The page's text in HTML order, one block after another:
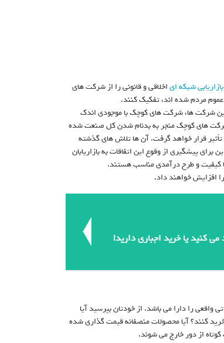
بازاریابی شبکه ایاخلاقی و قانونی را از شرکت های
مردم شده اند، تفکیک کنند.
شرکت ها، شرکت های کوچک با موجودی اندک
شرکت های کوچک منجر به بدنام شدن کل صنعت شده
قرار خواهد گرفت. آن ها تلاش های گذشته
پیشگیری از وقوع این اتفاقات به بازاریابان
با کیفیت و طرح درآمدی مناسب هستند.
افزایش خواهند داد.
می کنید یا خرید اجباری دارید!
را دارا می باشد. از خودتان بپرسید آیا
کنند؟ آیا محصولات منصفانه قیمت گذاری شده
از دور خارج می شوند.